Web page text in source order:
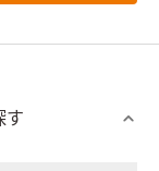
す